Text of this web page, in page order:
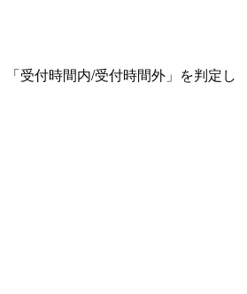
受付時間内/受付時間外」を判定し